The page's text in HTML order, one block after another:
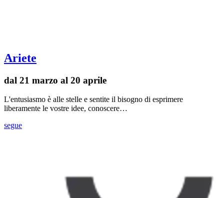
Ariete
dal 21 marzo al 20 aprile
L'entusiasmo è alle stelle e sentite il bisogno di esprimere
liberamente le vostre idee, conoscere…
segue